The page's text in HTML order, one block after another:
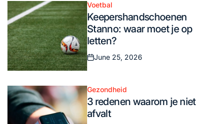
Posted
in
Voetbal
Keepershandschoenen
Stanno: waar moet je op
letten?
Posted
on
June 25, 2026
Posted
in
Gezondheid
3 redenen waarom je niet
afvalt